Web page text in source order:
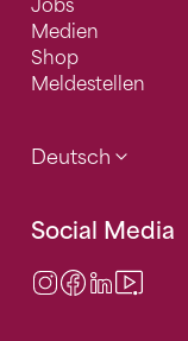
Jobs
Medien
Shop
Meldestellen
Deutsch
Social Media
Instagram
Facebook
LinkedIn